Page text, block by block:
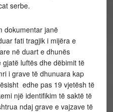
serbe.
dokumentar janë
fati tragjik i mijëra e
në duart e dhunës
luftës dhe dëbimit të
i grave të dhunuara kap
edhe pas 19 vjetësh të
një identifikim të saktë të
ndaj grave e vajzave të